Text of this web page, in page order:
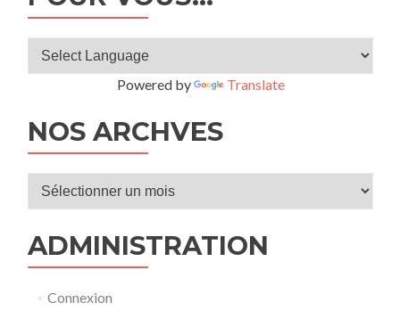
Powered by Translate
NOS ARCHVES
Nos
ADMINISTRATION
Connexion